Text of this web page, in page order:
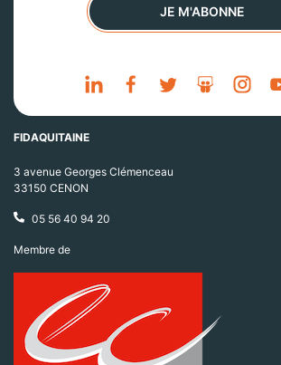
JE M'ABONNE
FIDAQUITAINE
3 avenue Georges Clémenceau
33150 CENON
05 56 40 94 20
Membre de